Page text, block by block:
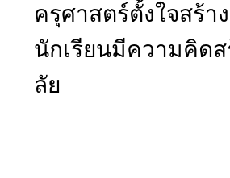
ครุศาสตร์ตั้งใ
นักเรียนมีควา
ลัย